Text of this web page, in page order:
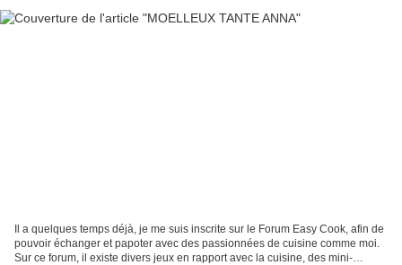
Il a quelques temps déjà, je me suis inscrite sur le Forum Easy Cook, afin de
pouvoir échanger et papoter avec des passionnées de cuisine comme moi.
Sur ce forum, il existe divers jeux en rapport avec la cuisine, des mini-